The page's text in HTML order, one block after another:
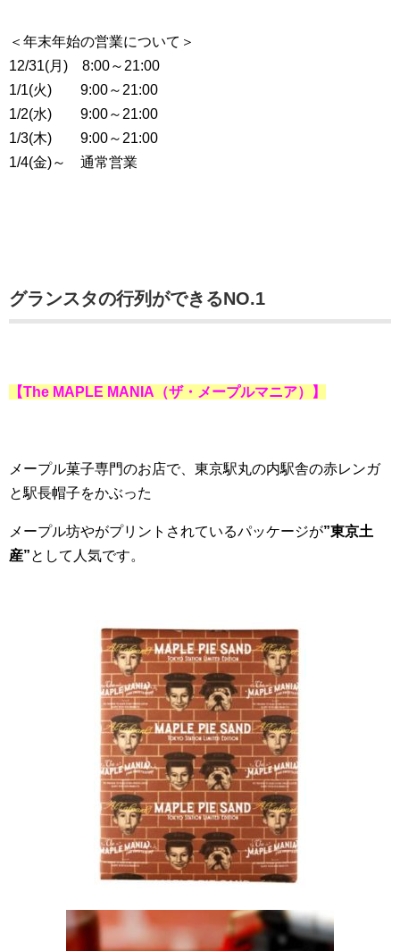
＜年末年始の営業について＞
12/31(月) 8:00～21:00
1/1(火) 9:00～21:00
1/2(水) 9:00～21:00
1/3(木) 9:00～21:00
1/4(金)～ 通常営業
グランスタの行列ができるNO.1
【The MAPLE MANIA （ザ・メープルマニア） 】
メープル菓子専門のお店で、東京駅丸の内駅舎の赤レンガ
と駅長帽子をかぶった
メープル坊やがプリントされているパッケージが”東京土
産”として人気です。